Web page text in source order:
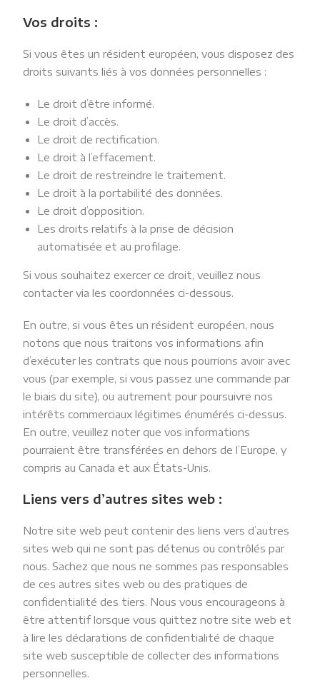
Vos droits :
Si vous êtes un résident européen, vous disposez des
droits suivants liés à vos données personnelles :
Le droit d’être informé.
Le droit d’accès.
Le droit de rectification.
Le droit à l’effacement.
Le droit de restreindre le traitement.
Le droit à la portabilité des données.
Le droit d’opposition.
Les droits relatifs à la prise de décision
automatisée et au profilage.
Si vous souhaitez exercer ce droit, veuillez nous
contacter via les coordonnées ci-dessous.
En outre, si vous êtes un résident européen, nous
notons que nous traitons vos informations afin
d’exécuter les contrats que nous pourrions avoir avec
vous (par exemple, si vous passez une commande par
le biais du site), ou autrement pour poursuivre nos
intérêts commerciaux légitimes énumérés ci-dessus.
En outre, veuillez noter que vos informations
pourraient être transférées en dehors de l’Europe, y
compris au Canada et aux États-Unis.
Liens vers d’autres sites web :
Notre site web peut contenir des liens vers d’autres
sites web qui ne sont pas détenus ou contrôlés par
nous. Sachez que nous ne sommes pas responsables
de ces autres sites web ou des pratiques de
confidentialité des tiers. Nous vous encourageons à
être attentif lorsque vous quittez notre site web et
à lire les déclarations de confidentialité de chaque
site web susceptible de collecter des informations
personnelles.